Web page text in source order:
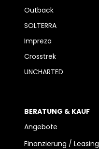
Outback
SOLTERRA
Impreza
Crosstrek
UNCHARTED
BERATUNG & KAUF
Angebote
Finanzierung / Leasing